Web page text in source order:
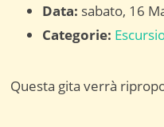
Data: sabato, 16
Categorie:
Questa gita verrà